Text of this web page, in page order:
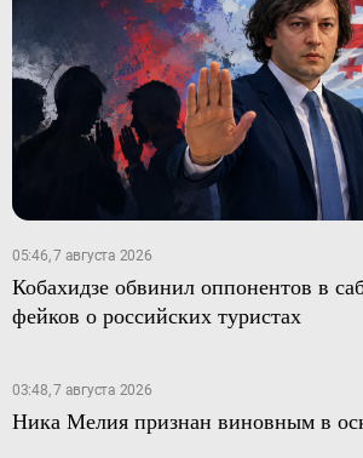
05:46, 7 августа 2026
Кобахидзе обвинил оппонентов в
фейков о российских туристах
03:48, 7 августа 2026
Ника Мелия признан виновным в